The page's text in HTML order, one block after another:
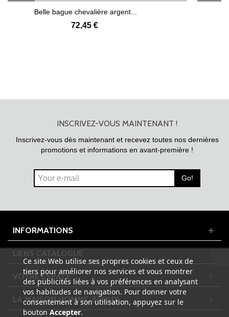
INSCRIVEZ-VOUS MAINTENANT !
Inscrivez-vous dès maintenant et recevez toutes nos dernières
promotions et informations en avant-première !
Go!
INFORMATIONS
LIENS CATALOGUE
VOTRE ESPACE
LA MAISON HOMME-BIJOUX
Ce site Web utilise ses propres cookies et ceux de
tiers pour améliorer nos services et vous montrer
des publicités liées à vos préférences en analysant
vos habitudes de navigation. Pour donner votre
consentement à son utilisation, appuyez sur le
bouton Accepter.